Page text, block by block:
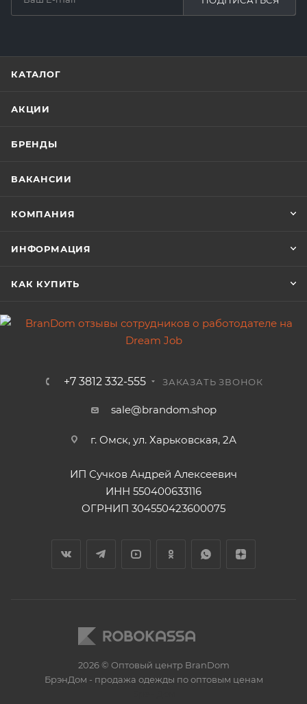
КАТАЛОГ
АКЦИИ
БРЕНДЫ
ВАКАНСИИ
КОМПАНИЯ
ИНФОРМАЦИЯ
КАК КУПИТЬ
+7 3812 332-555 ЗАКАЗАТЬ ЗВОНОК
sale@brandom.shop
г. Омск, ул. Харьковская, 2А
ИП Сучков Андрей Алексеевич
ИНН 550400633116
ОГРНИП 304550423600075
2026 © Оптовый центр BranDom
БрэнДом - продажа одежды по оптовым ценам